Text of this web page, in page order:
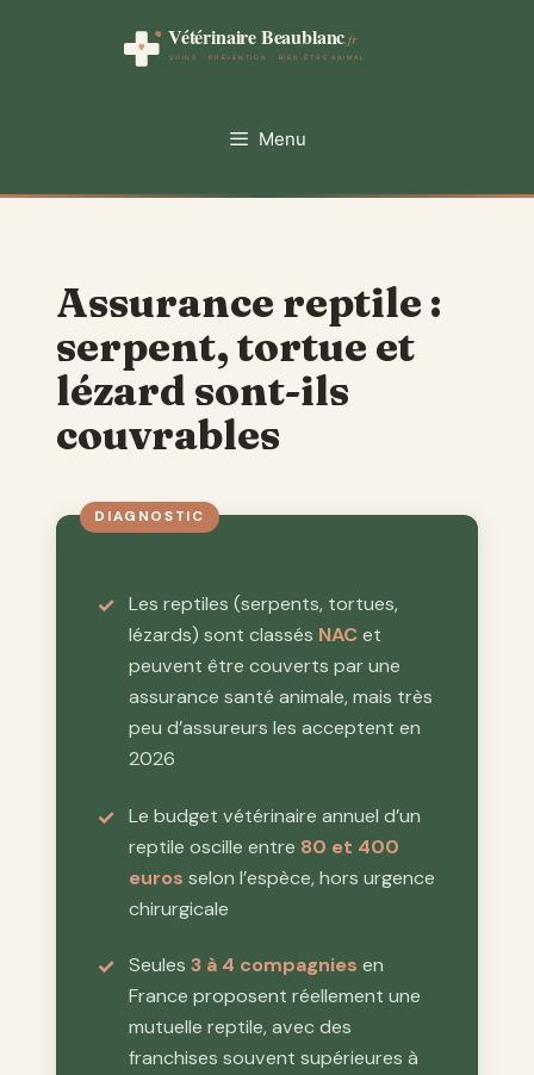
Menu
Assurance reptile :
serpent, tortue et
lézard sont-ils
couvrables
Les reptiles (serpents, tortues,
lézards) sont classés NACet
peuvent être couverts par une
assurance santé animale, mais très
peu d’assureurs les acceptent en
2026
Le budget vétérinaire annuel d’un
reptile oscille entre 80 et 400
euros selon l’espèce, hors urgence
chirurgicale
Seules3 à 4 compagnies en
France proposent réellement une
mutuelle reptile, avec des
franchises souvent supérieures à